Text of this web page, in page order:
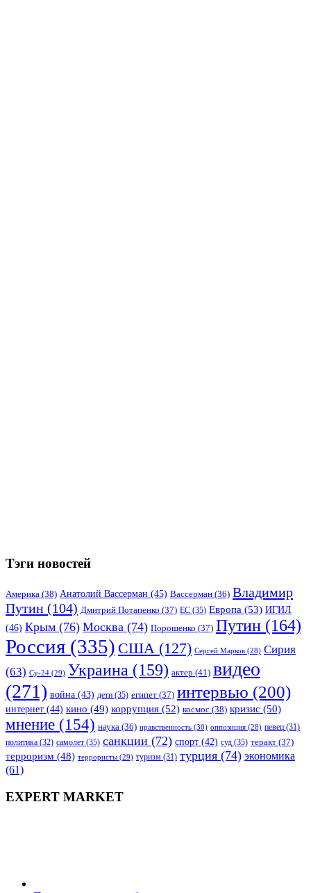
Тэги новостей
Америка (38) Анатолий Вассерман (45) Вассерман (36) Владимир
Путин (104) Дмитрий Потапенко (37) ЕС (35) Европа (53) ИГИЛ
(46) Крым (76) Москва (74) Порошенко (37) Путин (164)
Россия (335) США (127) Сергей Марков (28) Сирия
(63) Су-24 (29) Украина (159) актер (41) видео
(271) война (43) дети (35) египет (37) интервью (200)
интернет (44) кино (49) коррупция (52) космос (38) кризис (50)
мнение (154) наука (36) нравственность (30) оппозиция (28) певец (31)
политика (32) самолет (35) санкции (72) спорт (42) суд (35) теракт (37)
терроризм (48) террористы (29) туризм (31) турция (74) экономика
(61)
EXPERT MARKET